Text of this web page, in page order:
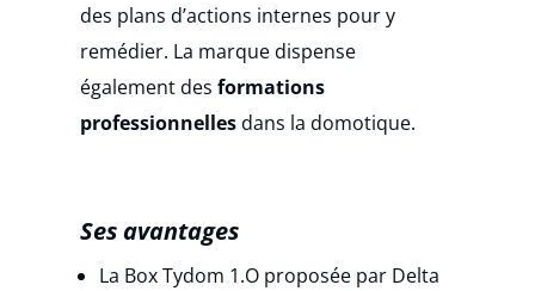
des plans d’actions internes pour y
remédier. La marque dispense
également desformations
professionnellesdans la domotique.
Ses avantages
La Box Tydom 1.O proposée par Delta